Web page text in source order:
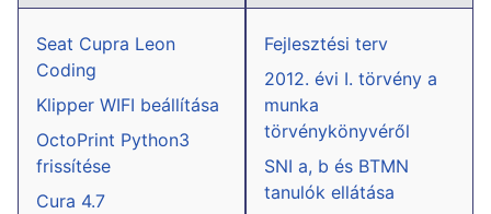
Seat Cupra Leon
Coding
Klipper WIFI beállítása
OctoPrint Python3
frissítése
Cura 4.7
Fejlesztési terv
2012. évi I. törvény a
munka
törvénykönyvéről
SNI a, b és BTMN
tanulók ellátása